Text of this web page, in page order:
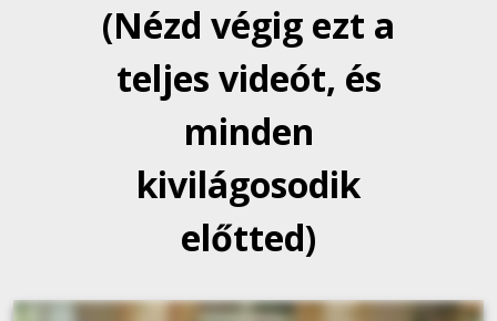
(Nézd végig ezt a
teljes videót, és
minden
kivilágosodik
előtted)